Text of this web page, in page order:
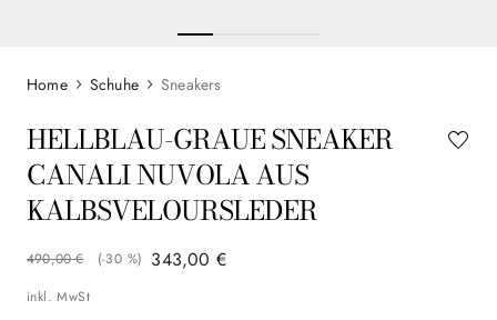
Schuhe Sneakers
HELLBLAU-GRAUE SNEAKER
CANALI NUVOLA AUS
KALBSVELOURSLEDER
490,00 € (-30 %) 343,00 €
inkl. MwSt